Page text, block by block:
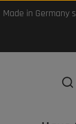
Made in Germany